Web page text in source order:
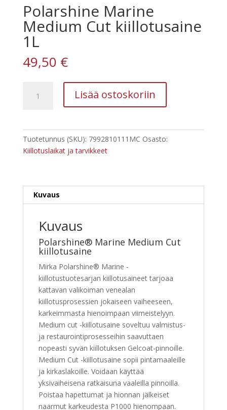
Polarshine Marine
Medium Cut kiillotusaine
1L
49,50 €
Marine
Lisää ostoskoriin
Tuotetunnus (SKU): 7992810111MC Osasto:
Kiillotuslaikat ja tarvikkeet
Kuvaus
Kuvaus
Polarshine® Marine Medium Cut
kiillotusaine
Mirka Polarshine® Marine -
kiillotustuotesarjan kiillotusaineet tarjoaa
kattavan valikoiman venealan
kiillotusprosessien jokaiseen vaiheeseen,
karkeimmasta hienoimpaan viimeistelyyn.
Medium cut -kiillotusaine soveltuu valmistus-
ja restaurointiprosesseihin saavuttaen
nopeasti syvän kiillotuksen Gelcoat-pinnoille.
Medium Cut -kiillotusaine sopii pintamaaleille
ja kirkaslakoille. Voidaan käyttää
yksivaiheisena ratkaisuna vaaleilla pinnoilla.
Poistaa hapettumat ja hionnan jälkeiset
naarmut karkeudesta P1000 hienompaan.